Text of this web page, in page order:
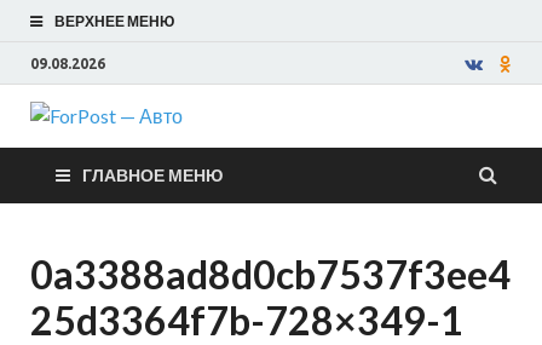
ВЕРХНЕЕ МЕНЮ
09.08.2026
ForPost —
Авто
ГЛАВНОЕ МЕНЮ
0a3388ad8d0cb7537f3ee4
25d3364f7b-728×349-1